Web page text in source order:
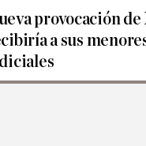
provocación
a sus